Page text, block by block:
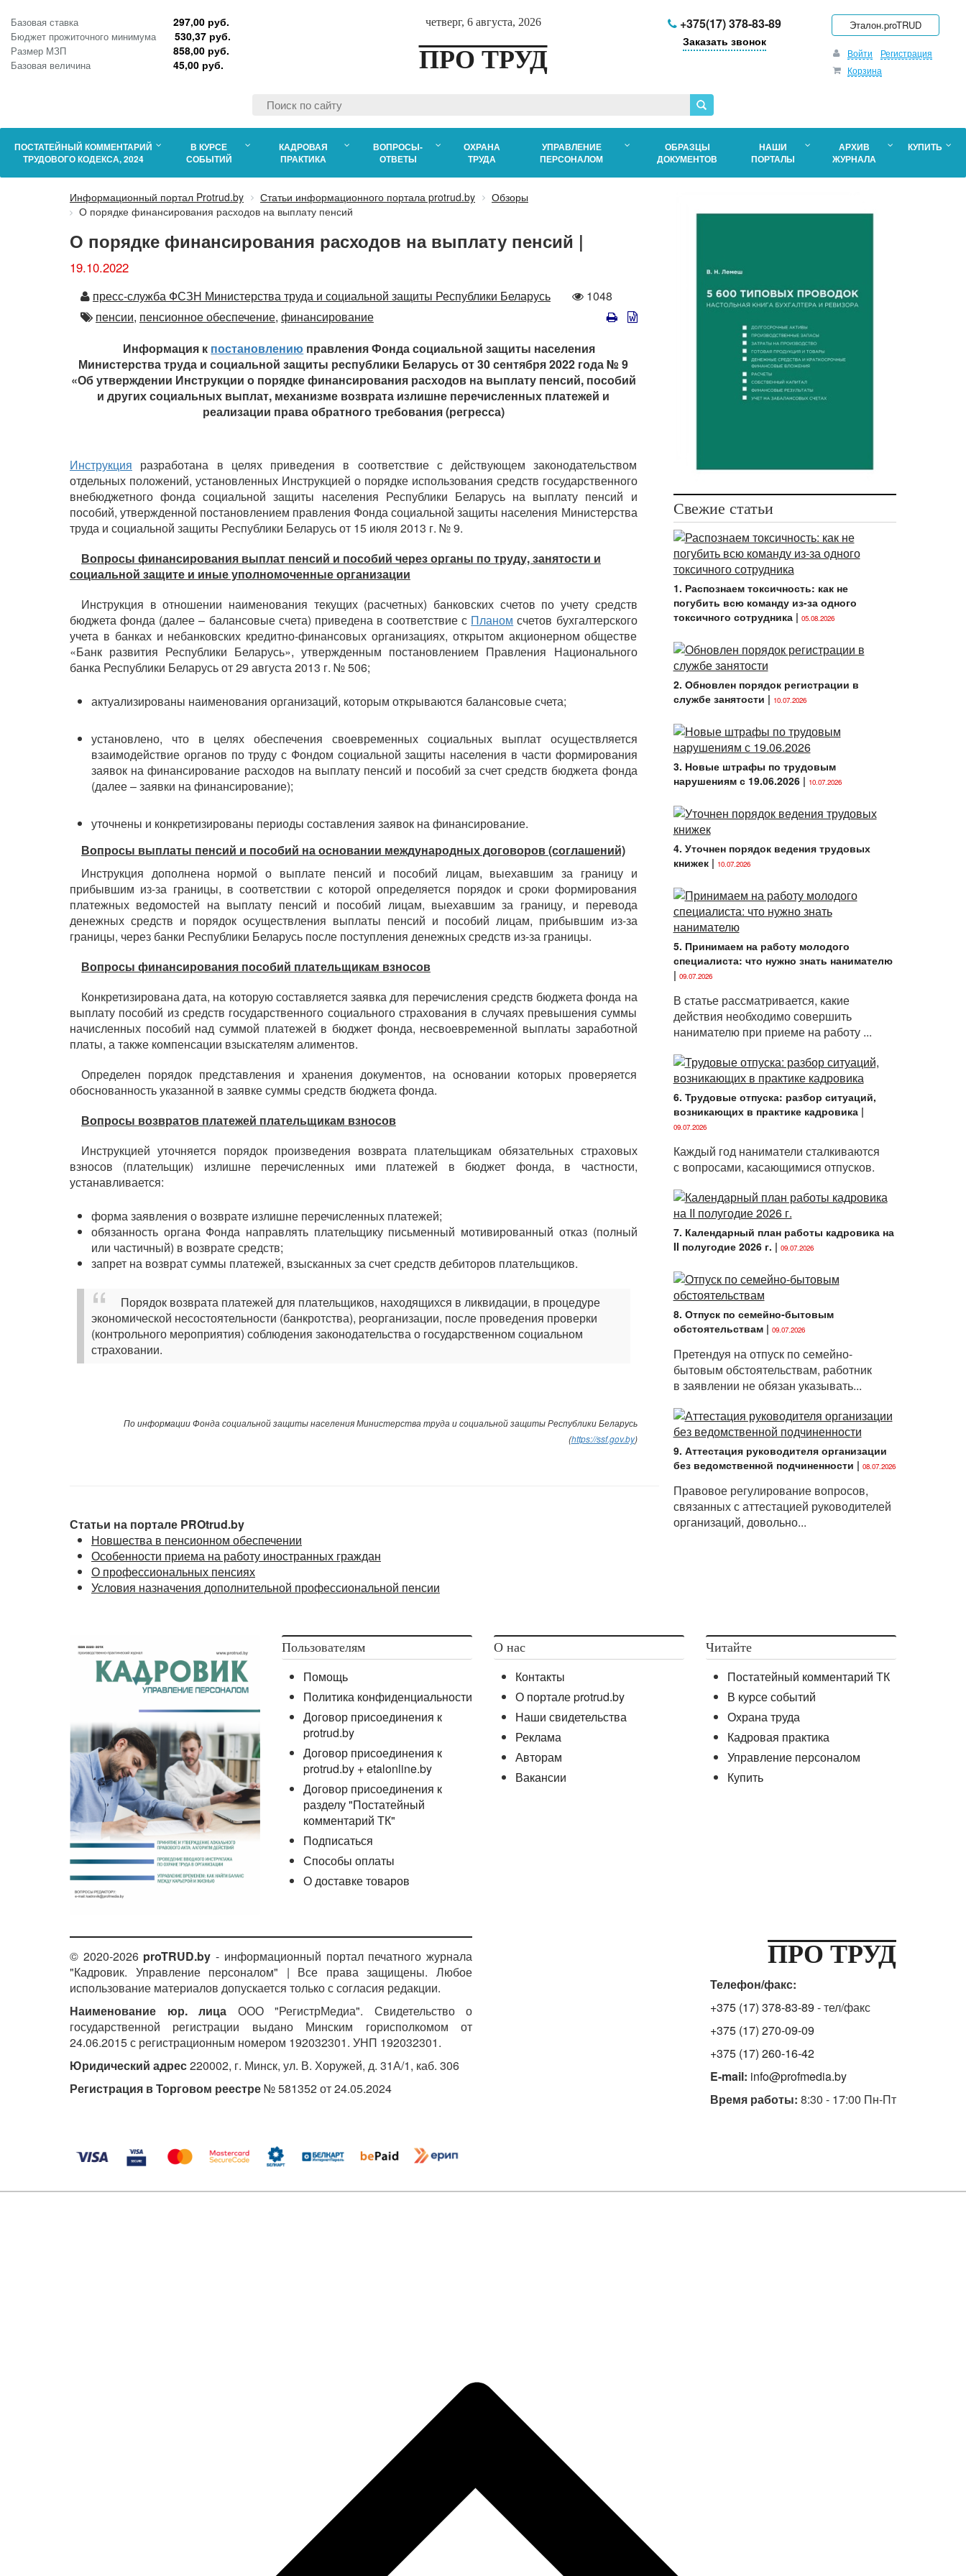
Базовая ставка 297,00 руб.
Бюджет прожиточного минимума 530,37 руб.
Размер МЗП 858,00 руб.
Базовая величина 45,00 руб.
четверг, 6 августа, 2026
ПРО ТРУД
+375(17) 378-83-89
Заказать звонок
Эталон.proTRUD
Войти
Регистрация
Корзина
ПОСТАТЕЙНЫЙ КОММЕНТАРИЙ
ТРУДОВОГО КОДЕКСА, 2024
В КУРСЕ
СОБЫТИЙ
КАДРОВАЯ
ПРАКТИКА
ВОПРОСЫ-
ОТВЕТЫ
ОХРАНА
ТРУДА
УПРАВЛЕНИЕ
ПЕРСОНАЛОМ
ОБРАЗЦЫ
ДОКУМЕНТОВ
НАШИ
ПОРТАЛЫ
АРХИВ
ЖУРНАЛА
КУПИТЬ
Информационный портал Protrud.by Статьи информационного портала protrud.by
Обзоры
О порядке финансирования расходов на выплату пенсий
О порядке финансирования расходов на выплату пенсий |
19.10.2022
Автор
пресс-служба ФСЗН Министерства труда и социальной защиты Республики Беларусь
Количество
просмотров
1048
Автор
пенсии, пенсионное обеспечение, финансирование
Информация к постановлению правления Фонда социальной защиты населения
Министерства труда и социальной защиты республики Беларусь от 30 сентября 2022 года № 9
«Об утверждении Инструкции о порядке финансирования расходов на выплату пенсий, пособий
и других социальных выплат, механизме возврата излишне перечисленных платежей и
реализации права обратного требования (регресса)
Инструкция разработана в целях приведения в соответствие с действующем законодательством
отдельных положений, установленных Инструкцией о порядке использования средств государственного
внебюджетного фонда социальной защиты населения Республики Беларусь на выплату пенсий и
пособий, утвержденной постановлением правления Фонда социальной защиты населения Министерства
труда и социальной защиты Республики Беларусь от 15 июля 2013 г. № 9.
Вопросы финансирования выплат пенсий и пособий через органы по труду, занятости и
социальной защите и иные уполномоченные организации
Инструкция в отношении наименования текущих (расчетных) банковских счетов по учету средств
бюджета фонда (далее – балансовые счета) приведена в соответствие с Планом счетов бухгалтерского
учета в банках и небанковских кредитно-финансовых организациях, открытом акционерном обществе
«Банк развития Республики Беларусь», утвержденным постановлением Правления Национального
банка Республики Беларусь от 29 августа 2013 г. № 506;
актуализированы наименования организаций, которым открываются балансовые счета;
установлено, что в целях обеспечения своевременных социальных выплат осуществляется
взаимодействие органов по труду с Фондом социальной защиты населения в части формирования
заявок на финансирование расходов на выплату пенсий и пособий за счет средств бюджета фонда
(далее – заявки на финансирование);
уточнены и конкретизированы периоды составления заявок на финансирование.
Вопросы выплаты пенсий и пособий на основании международных договоров (соглашений)
Инструкция дополнена нормой о выплате пенсий и пособий лицам, выехавшим за границу и
прибывшим из-за границы, в соответствии с которой определяется порядок и сроки формирования
платежных ведомостей на выплату пенсий и пособий лицам, выехавшим за границу, и перевода
денежных средств и порядок осуществления выплаты пенсий и пособий лицам, прибывшим из-за
границы, через банки Республики Беларусь после поступления денежных средств из-за границы.
Вопросы финансирования пособий плательщикам взносов
Конкретизирована дата, на которую составляется заявка для перечисления средств бюджета фонда на
выплату пособий из средств государственного социального страхования в случаях превышения суммы
начисленных пособий над суммой платежей в бюджет фонда, несвоевременной выплаты заработной
платы, а также компенсации взыскателям алиментов.
Определен порядок представления и хранения документов, на основании которых проверяется
обоснованность указанной в заявке суммы средств бюджета фонда.
Вопросы возвратов платежей плательщикам взносов
Инструкцией уточняется порядок произведения возврата плательщикам обязательных страховых
взносов (плательщик) излишне перечисленных ими платежей в бюджет фонда, в частности,
устанавливается:
форма заявления о возврате излишне перечисленных платежей;
обязанность органа Фонда направлять плательщику письменный мотивированный отказ (полный
или частичный) в возврате средств;
запрет на возврат суммы платежей, взысканных за счет средств дебиторов плательщиков.
Порядок возврата платежей для плательщиков, находящихся в ликвидации, в процедуре
экономической несостоятельности (банкротства), реорганизации, после проведения проверки
(контрольного мероприятия) соблюдения законодательства о государственном социальном
страховании.
По информации Фонда социальной защиты населения Министерства труда и социальной защиты Республики Беларусь
(https://ssf.gov.by)
Статьи на портале PROtrud.by
Новшества в пенсионном обеспечении
Особенности приема на работу иностранных граждан
О профессиональных пенсиях
Условия назначения дополнительной профессиональной пенсии
Свежие статьи
1. Распознаем токсичность: как не
погубить всю команду из-за одного
токсичного сотрудника| 05.08.2026
2. Обновлен порядок регистрации в
службе занятости | 10.07.2026
3. Новые штрафы по трудовым
нарушениям с 19.06.2026| 10.07.2026
4. Уточнен порядок ведения трудовых
книжек| 10.07.2026
5. Принимаем на работу молодого
специалиста: что нужно знать нанимателю
| 09.07.2026
В статье рассматривается, какие
действия необходимо совершить
нанимателю при приеме на работу ...
6. Трудовые отпуска: разбор ситуаций,
возникающих в практике кадровика|
09.07.2026
Каждый год наниматели сталкиваются
с вопросами, касающимися отпусков.
7. Календарный план работы кадровика на
II полугодие 2026 г. | 09.07.2026
8. Отпуск по семейно-бытовым
обстоятельствам| 09.07.2026
Претендуя на отпуск по семейно-
бытовым обстоятельствам, работник
в заявлении не обязан указывать...
9. Аттестация руководителя организации
без ведомственной подчиненности | 08.07.2026
Правовое регулирование вопросов,
связанных с аттестацией руководителей
организаций, довольно...
Пользователям
Помощь
Политика конфиденциальности
Договор присоединения к
protrud.by
Договор присоединения к
protrud.by + etalonline.by
Договор присоединения к
разделу "Постатейный
комментарий ТК"
Подписаться
Способы оплаты
О доставке товаров
О нас
Контакты
О портале protrud.by
Наши свидетельства
Реклама
Авторам
Вакансии
Читайте
Постатейный комментарий ТК
В курсе событий
Охрана труда
Кадровая практика
Управление персоналом
Купить
© 2020-2026 proTRUD.by - информационный портал печатного журнала
"Кадровик. Управление персоналом" | Все права защищены. Любое
использование материалов допускается только с согласия редакции.
Наименование юр. лица ООО "РегистрМедиа". Свидетельство о
государственной регистрации выдано Минским горисполкомом от
24.06.2015 с регистрационным номером 192032301. УНП 192032301.
Юридический адрес220002, г. Минск, ул. В. Хоружей, д. 31А/1, каб. 306
Регистрация в Торговом реестре№ 581352 от 24.05.2024
ПРО ТРУД
Телефон/факс:
+375 (17) 378-83-89 - тел/факс
+375 (17) 270-09-09
+375 (17) 260-16-42
E-mail: info@profmedia.by
Время работы: 8:30 - 17:00 Пн-Пт